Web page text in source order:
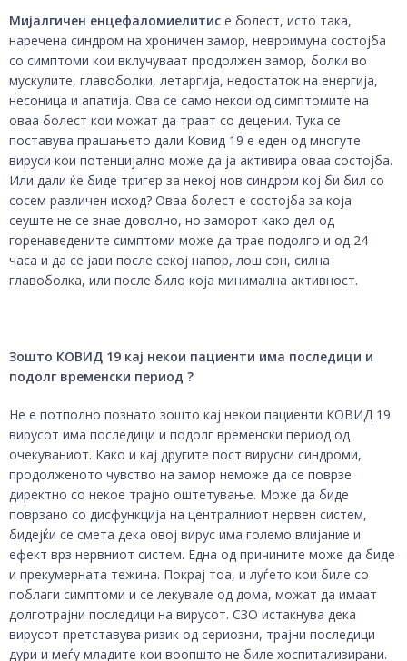
Мијалгичен енцефаломиелитис е болест, исто така,
наречена синдром на хроничен замор, невроимуна состојба
со симптоми кои вклучуваат продолжен замор, болки во
мускулите, главоболки, летаргија, недостаток на енергија,
несоница и апатија. Ова се само некои од симптомите на
оваа болест кои можат да траат со децении. Тука се
поставува прашањето дали Ковид 19 е еден од многуте
вируси кои потенцијално може да ја активира оваа состојба.
Или дали ќе биде тригер за некој нов синдром кој би бил со
сосем различен исход? Оваа болест е состојба за која
сеуште не се знае доволно, но заморот како дел од
горенаведените симптоми може да трае подолго и од 24
часа и да се јави после секој напор, лош сон, силна
главоболка, или после било која минимална активност.
Зошто КОВИД 19 кај некои пациенти има последици и
подолг временски период ?
Не е потполно познато зошто кај некои пациенти КОВИД 19
вирусот има последици и подолг временски период од
очекуваниот. Како и кај другите пост вирусни синдроми,
продолженото чувство на замор неможе да се поврзе
директно со некое трајно оштетување. Може да биде
поврзано со дисфункција на централниот нервен систем,
бидејќи се смета дека овој вирус има големо влијание и
ефект врз нервниот систем. Една од причините може да биде
и прекумерната тежина. Покрај тоа, и луѓето кои биле со
поблаги симптоми и се лекувале од дома, можат да имаат
долготрајни последици на вирусот. СЗО истакнува дека
вирусот претставува ризик од сериозни, трајни последици
дури и меѓу младите кои воопшто не биле хоспитализирани.